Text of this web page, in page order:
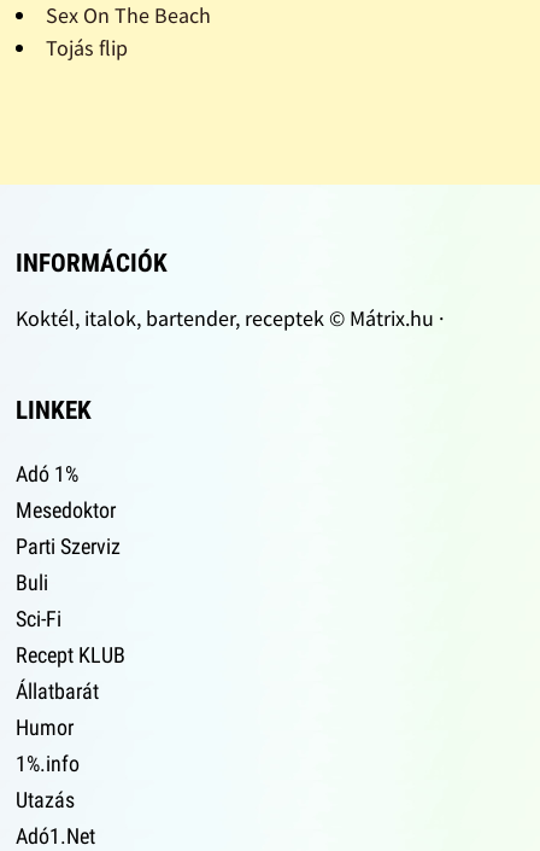
Sex On The Beach
Tojás flip
INFORMÁCIÓK
Koktél, italok, bartender, receptek © Mátrix.hu ·
LINKEK
Adó 1%
Mesedoktor
Parti Szerviz
Buli
Sci-Fi
Recept KLUB
Állatbarát
Humor
1%.info
Utazás
Adó1.Net